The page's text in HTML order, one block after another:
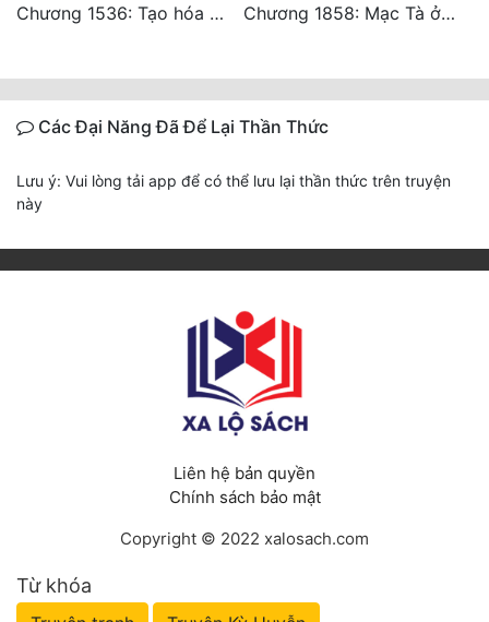
Chương 1536: Tạo hóa ngoại truyện 3: Cút!
Chương 1858: Mạc Tà ở thời không nào? HẾT
Các Đại Năng Đã Để Lại Thần Thức
Lưu ý: Vui lòng tải app để có thể lưu lại thần thức trên truyện
này
Liên hệ bản quyền
Chính sách bảo mật
Copyright © 2022 xalosach.com
Từ khóa